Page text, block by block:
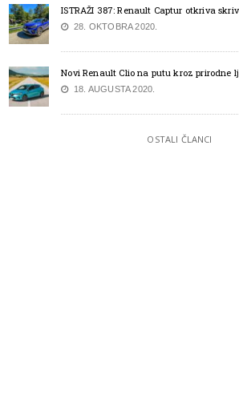
ISTRAŽI 387: Renault Captur otkriva
28. OKTOBRA 2020.
Novi Renault Clio na putu kroz prirodne
18. AUGUSTA 2020.
OSTALI ČLANCI